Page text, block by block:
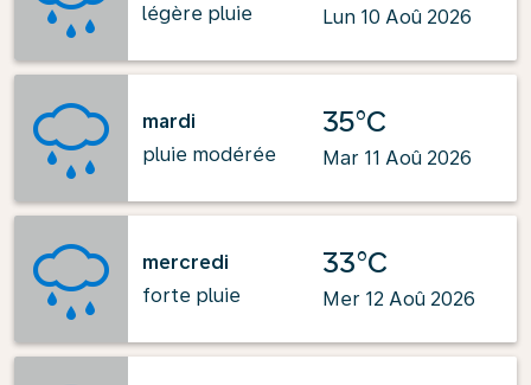
légère pluie
Lun 10 Aoû 2026
mardi
pluie modérée
35°C
Mar 11 Aoû 2026
mercredi
forte pluie
33°C
Mer 12 Aoû 2026